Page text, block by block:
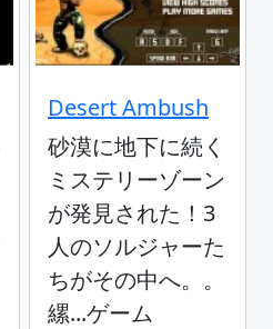
Desert Ambush
砂漠に地下に続く
ミステリーゾーン
が発見された！3
人のソルジャーた
ちがその中へ。。
縲...ゲーム